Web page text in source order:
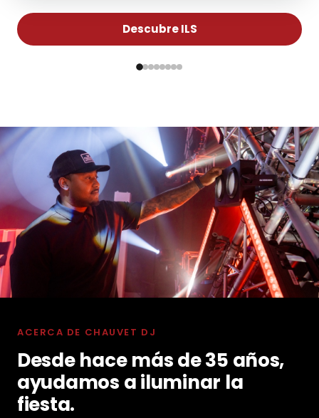
Descubre ILS
ACERCA DE CHAUVET DJ
Desde hace más de 35 años,
ayudamos a iluminar la
fiesta.